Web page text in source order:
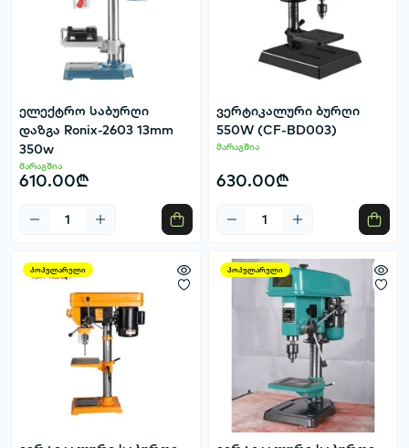
ელექტრო საბურღი
დაზგა Ronix-2603 13mm
350w
მარაგშია
610.00₾
ვერტიკალური ბურღი
550W (CF-BD003)
მარაგშია
630.00₾
პოპულარული პოპულარული